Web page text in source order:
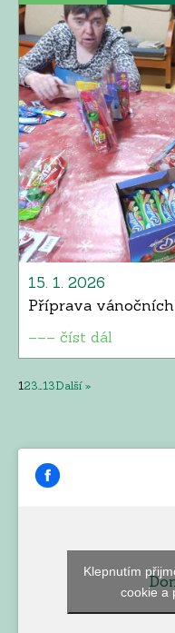
15. 1. 2026
Příprava
––– číst dál
1 23 13Další »
Klepnutím
cookie a